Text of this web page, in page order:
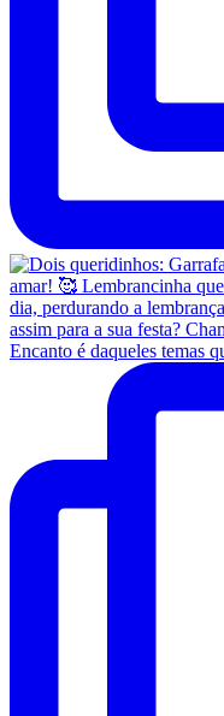
Encanto é daqueles temas